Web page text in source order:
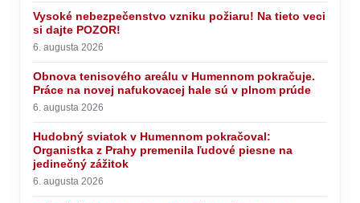
Vysoké nebezpečenstvo vzniku požiaru! Na tieto veci
si dajte POZOR!
6. augusta 2026
Obnova tenisového areálu v Humennom pokračuje.
Práce na novej nafukovacej hale sú v plnom prúde
6. augusta 2026
Hudobný sviatok v Humennom pokračoval:
Organistka z Prahy premenila ľudové piesne na
jedinečný zážitok
6. augusta 2026